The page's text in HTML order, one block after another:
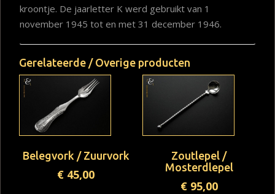
kroontje. De jaarletter K werd gebruikt van 1
november 1945 tot en met 31 december 1946.
Gerelateerde / Overige producten
Belegvork / Zuurvork
€ 45,00
Zoutlepel /
Mosterdlepel
€95,00